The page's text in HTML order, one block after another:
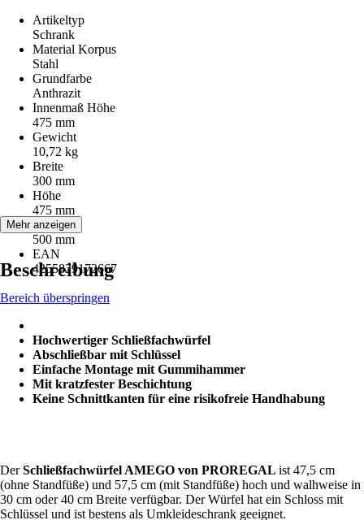
Artikeltyp
Schrank
Material Korpus
Stahl
Grundfarbe
Anthrazit
Innenmaß Höhe
475 mm
Gewicht
10,72 kg
Breite
300 mm
Höhe
475 mm
Tiefe
500 mm
EAN
4255829172667
Mehr anzeigen
Beschreibung
Bereich überspringen
Hochwertiger Schließfachwürfel
Abschließbar mit Schlüssel
Einfache Montage mit Gummihammer
Mit kratzfester Beschichtung
Keine Schnittkanten für eine risikofreie Handhabung
DerSchließfachwürfel AMEGO von PROREGAL ist 47,5 cm
(ohne Standfüße) und 57,5 cm (mit Standfüße) hoch und walhweise in
30 cm oder 40 cm Breite verfügbar. Der Würfel hat ein Schloss mit
Schlüssel und ist bestens als Umkleideschrank geeignet.